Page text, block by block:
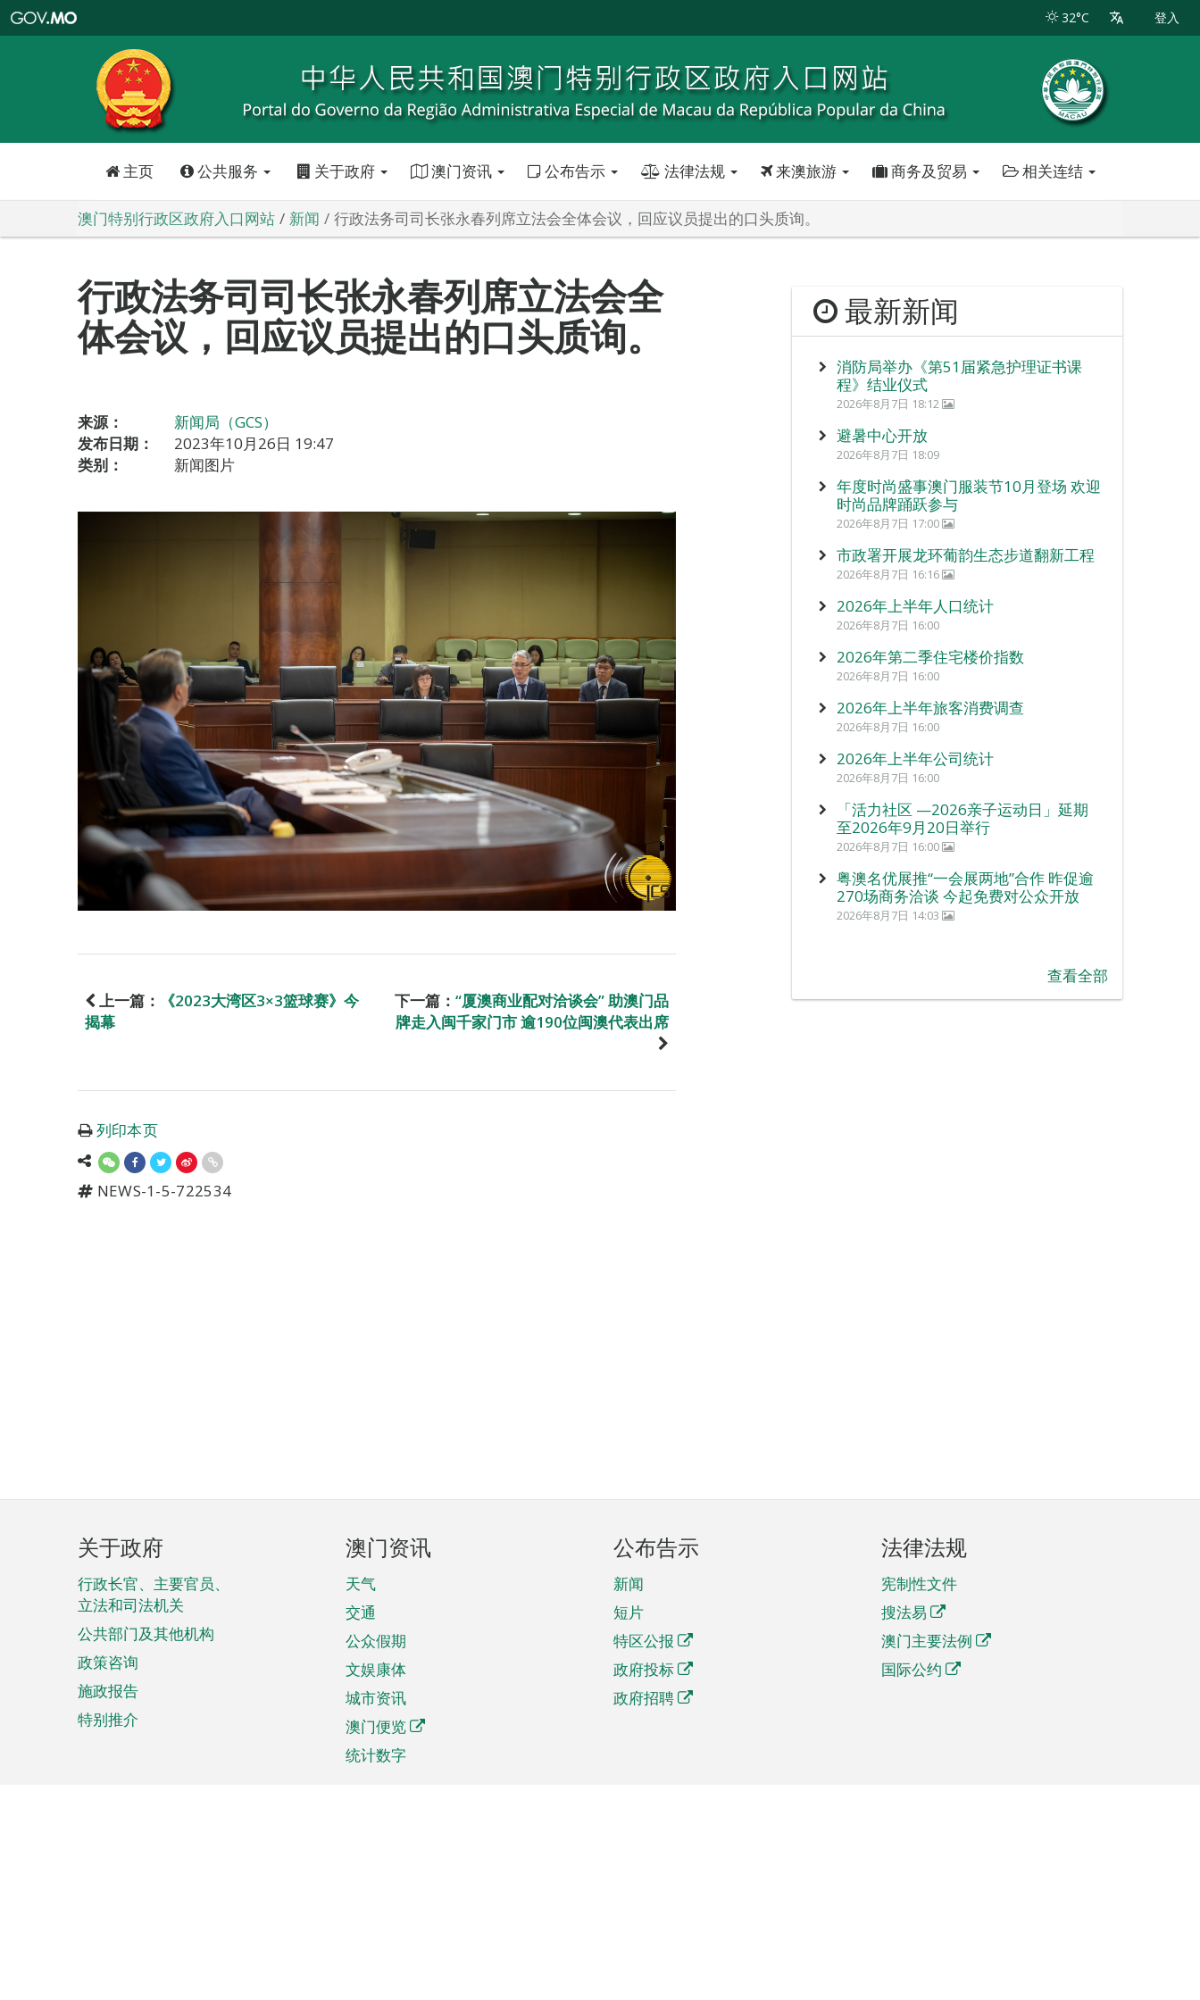
特
政
区
政
口
32°C 登入
主页 公共服务 关于政府 澳门资讯 公布告示 法律法规 来澳旅游 商务及贸易 相关连结
澳门特别行政区政府入口网站 新闻 行政法务司司长张永春列席立法会全体会议，回应议员提出的口头质询。
行政法务司司长张永春列席立法会全
体会议，回应议员提出的口头质询。
来源：
新闻局（GCS）
发布日期：
2023年10月26日 19:47
类别：
新闻图片
上一篇：
《2023大湾区3×3篮球赛》今
揭幕
下一篇： “厦澳商业配对洽谈会” 助澳门品
牌走入闽千家门市 逾190位闽澳代表出席
列印本页
NEWS-1-5-722534
最新新闻
消防局举办《第51届紧急护理证书课
程》结业仪式
2026年8月7日 18:12
避暑中心开放
2026年8月7日 18:09
年度时尚盛事澳门服装节10月登场 欢迎
时尚品牌踊跃参与
2026年8月7日 17:00
市政署开展龙环葡韵生态步道翻新工程
2026年8月7日 16:16
2026年上半年人口统计
2026年8月7日 16:00
2026年第二季住宅楼价指数
2026年8月7日 16:00
2026年上半年旅客消费调查
2026年8月7日 16:00
2026年上半年公司统计
2026年8月7日 16:00
「活力社区 —2026亲子运动日」延期
至2026年9月20日举行
2026年8月7日 16:00
粤澳名优展推“一会展两地”合作 昨促逾
270场商务洽谈 今起免费对公众开放
2026年8月7日 14:03
查看全部
页
脚
菜
单
关于政府
行政长官、主要官员、
立法和司法机关
公共部门及其他机构
政策咨询
施政报告
特别推介
澳门资讯
天气
交通
公众假期
文娱康体
城市资讯
澳门便览
统计数字
公布告示
新闻
短片
特区公报
政府投标
政府招聘
法律法规
宪制性文件
搜法易
澳门主要法例
国际公约